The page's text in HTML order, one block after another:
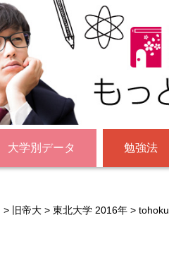
大学別データ 勉強法
> 旧帝大 > 東北大学 2016年 > tohoku